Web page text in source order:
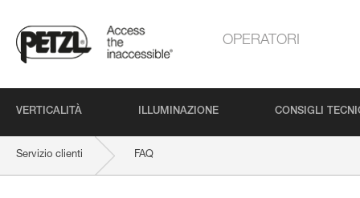
OPERATORI
VERTICALITÀ ILLUMINAZIONE CONSIGLI
Servizio clienti FAQ